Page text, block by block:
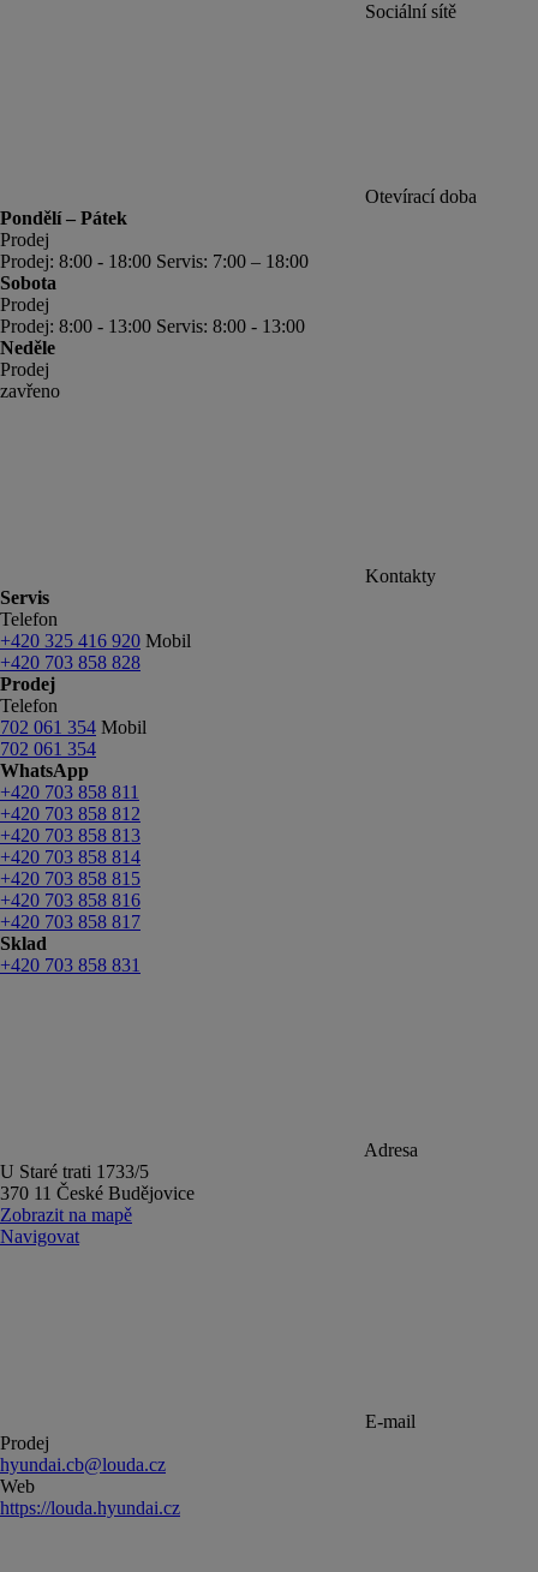
Sociální sítě
Otevírací doba
Pondělí – Pátek
Prodej
Prodej: 8:00 - 18:00 Servis: 7:00 – 18:00
Sobota
Prodej
Prodej: 8:00 - 13:00 Servis: 8:00 - 13:00
Neděle
Prodej
zavřeno
Kontakty
Servis
Telefon
+420 325 416 920 Mobil
+420 703 858 828
Prodej
Telefon
702 061 354 Mobil
702 061 354
WhatsApp
+420 703 858 811
+420 703 858 812
+420 703 858 813
+420 703 858 814
+420 703 858 815
+420 703 858 816
+420 703 858 817
Sklad
+420 703 858 831
Adresa
U Staré trati 1733/5
370 11 České Budějovice
Zobrazit na mapě
Navigovat
E-mail
Prodej
hyundai.cb@louda.cz
Web
https://louda.hyundai.cz